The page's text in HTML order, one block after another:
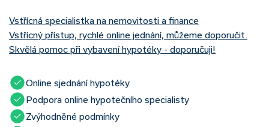
Vstřícná specialistka na nemovitosti a finance
Vstřícný přístup, rychlé online jednání, můžeme doporučit.
Skvělá pomoc při vybavení hypotéky - doporučuji!
Online sjednání hypotéky
Podpora online hypotečního specialisty
Zvýhodněné podmínky